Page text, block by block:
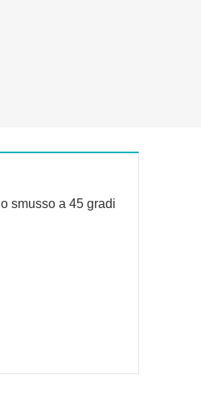
smusso a 45 gradi